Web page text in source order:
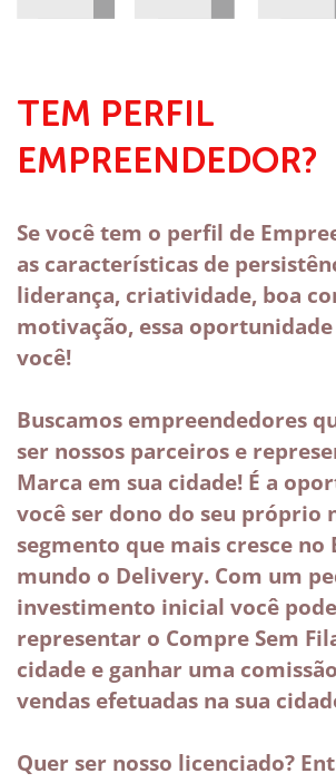
TEM PERFIL
EMPREENDEDOR?
Se você tem o perfil de
as características de
liderança, criatividade, boa
motivação, essa
você!
Buscamos empreendedores
ser nossos parceiros e
Marca em sua cidade! É a
você ser dono do seu próprio
segmento que mais cresce no
mundo o Delivery. Com um
investimento inicial você
representar o Compre Sem
cidade e ganhar uma
vendas efetuadas na sua
Quer ser nosso licenciado?